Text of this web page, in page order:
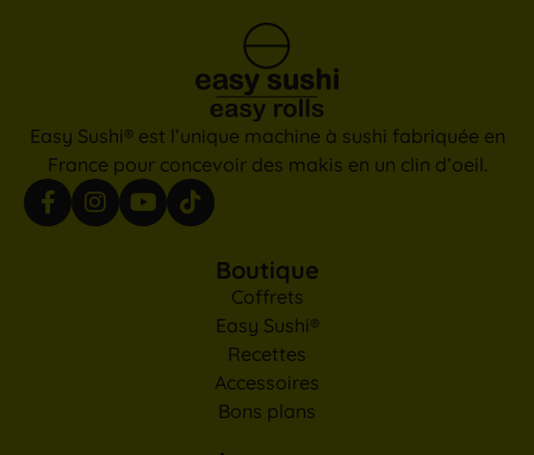
Easy Sushi® est l’unique machine à sushi fabriquée en
France pour concevoir des makis en un clin d’oeil.
Boutique
Coffrets
Easy Sushi®
Recettes
Accessoires
Bons plans